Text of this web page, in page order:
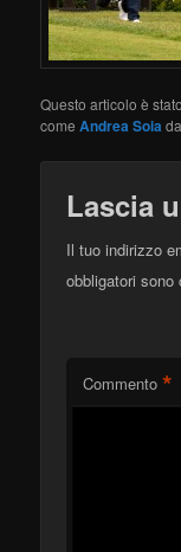
Questo articolo è
comeAndrea Soia
Lascia
Il tuo indirizzo
obbligatori
Commento *